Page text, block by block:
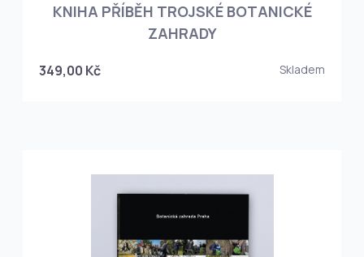
KNIHA PŘÍBĚH TROJSKÉ BOTANICKÉ
ZAHRADY
349,00 Kč Skladem